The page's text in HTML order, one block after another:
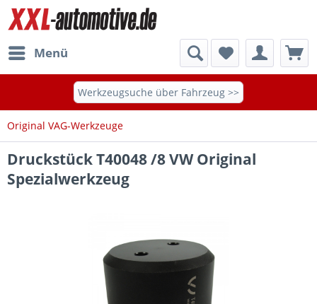
Menü
Werkzeugsuche über Fahrzeug >>
Original VAG-Werkzeuge
Druckstück T40048 /8 VW Original
Spezialwerkzeug